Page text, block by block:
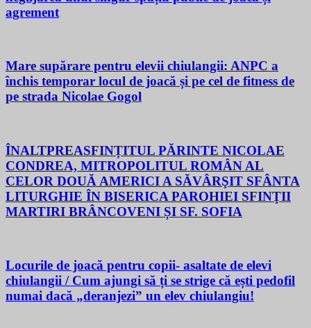
agrement
Mare supărare pentru elevii chiulangii: ANPC a
închis temporar locul de joacă și pe cel de fitness de
pe strada Nicolae Gogol
ÎNALTPREASFINȚITUL PĂRINTE NICOLAE
CONDREA, MITROPOLITUL ROMÂN AL
CELOR DOUĂ AMERICI A SĂVÂRŞIT SFÂNTA
LITURGHIE ÎN BISERICA PAROHIEI SFINŢII
MARTIRI BRÂNCOVENI ȘI SF. SOFIA
Locurile de joacă pentru copii- asaltate de elevi
chiulangii / Cum ajungi să ți se strige că ești pedofil
numai dacă „deranjezi” un elev chiulangiu!